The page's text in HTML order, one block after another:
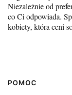
Niezależnie od
co Ci odpowiada.
kobiety, która ceni
Linki w
POMOC